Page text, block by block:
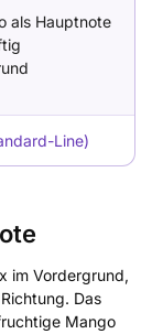
als Hauptnote
Line)
im Vordergrund,
Das
Mango